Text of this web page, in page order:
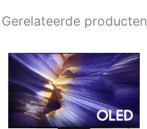
Gerelateerde producten